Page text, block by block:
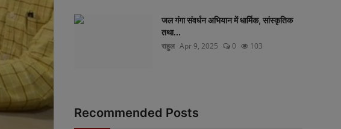
जल गंगा संवर्धन अभियान में धार्मिक, सांस्कृतिक
तथा...
राहुल Apr 9, 2025 0 103
Recommended Posts